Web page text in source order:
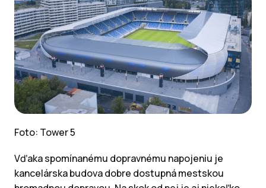
Foto: Tower 5
Vďaka spomínanému dopravnému napojeniu je
kancelárska budova dobre dostupná mestskou